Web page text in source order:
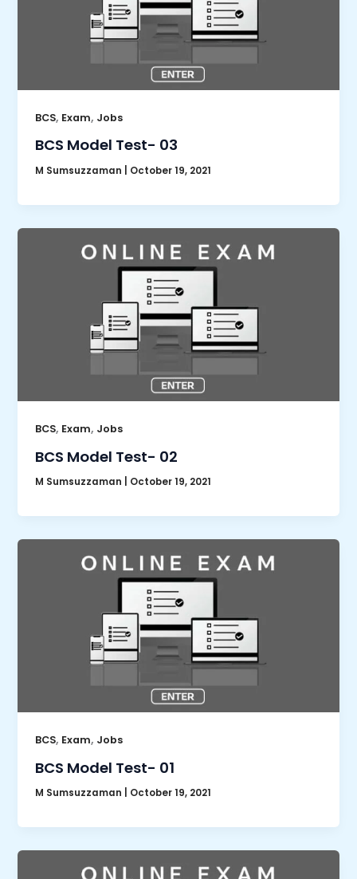
BCS, Exam, Jobs
BCS Model Test- 03
M Sumsuzzaman October 19, 2021
BCS, Exam, Jobs
BCS Model Test- 02
M Sumsuzzaman October 19, 2021
BCS, Exam, Jobs
BCS Model Test- 01
M Sumsuzzaman October 19, 2021